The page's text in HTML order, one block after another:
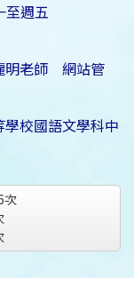
至週五
明老師 網站管
校國語文學科中
次